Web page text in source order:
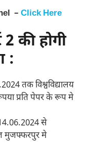
– Click Here
की होगी
:
तक विश्वविद्यालय
प्रति पेपर के रूप मे
14.06.2024 से
मुजफ्फरपुर मे